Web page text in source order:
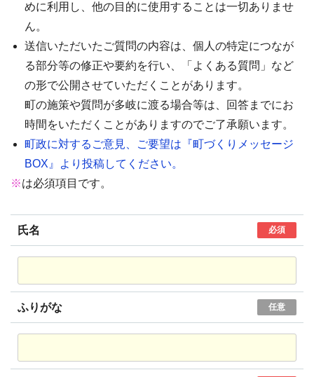
めに利用し、他の目的に使用することは一切ありませ
ん。
送信いただいたご質問の内容は、個人の特定につなが
る部分等の修正や要約を行い、「よくある質問」など
の形で公開させていただくことがあります。
町の施策や質問が多岐に渡る場合等は、回答までにお
時間をいただくことがありますのでご了承願います。
町政に対するご意見、ご要望は『町づくりメッセージ
BOX』より投稿してください。
※は必須項目です。
氏名 必須
ふりがな 任意